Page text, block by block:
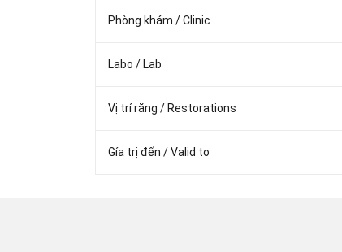
Phòng khám / Clinic
Labo / Lab
Vị trí răng / Restorations
Gía trị đến / Valid to